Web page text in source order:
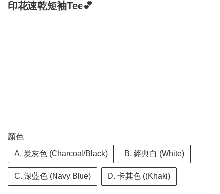
印花速乾短袖Tee💕
顏色
A. 炭灰色 (Charcoal/Black) B. 經典白 (White)
C. 深藍色 (Navy Blue) D. 卡其色 ((Khaki)